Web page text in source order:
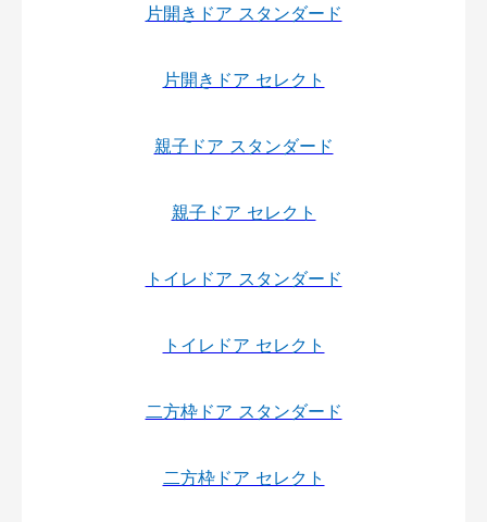
片開きドア スタンダード
片開きドア セレクト
親子ドア スタンダード
親子ドア セレクト
トイレドア スタンダード
トイレドア セレクト
二方枠ドア スタンダード
二方枠ドア セレクト